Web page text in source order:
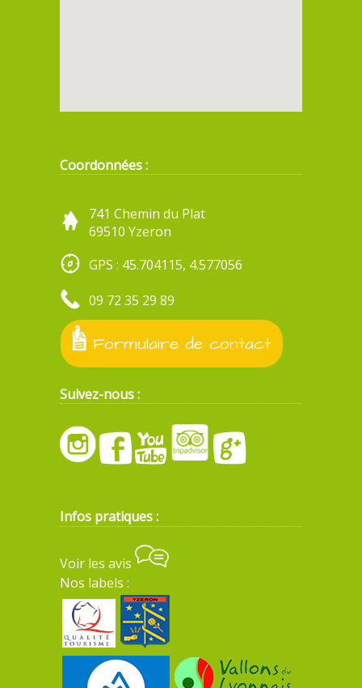
Coordonnées :
741 Chemin du Plat
69510 Yzeron
GPS : 45.704115, 4.577056
09 72 35 29 89
Formulaire de contact
Suivez-nous :
Infos pratiques :
Voir les avis
Nos labels :